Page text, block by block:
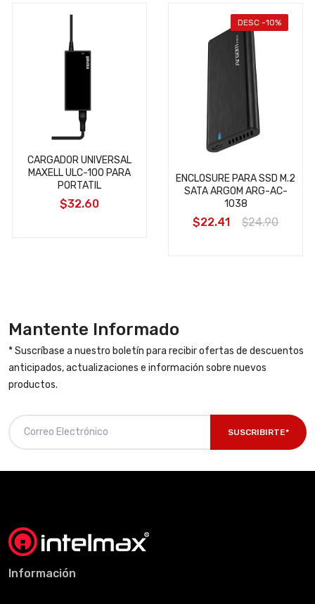
CARGADOR UNIVERSAL
MAXELL ULC-100 PARA
PORTATIL
$32.60
DESC -10%
ENCLOSURE PARA SSD M.2
SATA ARGOM ARG-AC-
1038
$22.41 $24.90
Mantente Informado
* Suscríbase a nuestro boletín para recibir ofertas de descuentos
anticipados, actualizaciones e información sobre nuevos
productos.
SUSCRIBIRTE*
Información